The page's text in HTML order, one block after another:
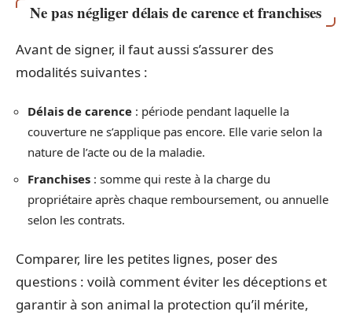
Ne pas négliger délais de carence et franchises
Avant de signer, il faut aussi s’assurer des
modalités suivantes :
Délais de carence : période pendant laquelle la
couverture ne s’applique pas encore. Elle varie selon la
nature de l’acte ou de la maladie.
Franchises : somme qui reste à la charge du
propriétaire après chaque remboursement, ou annuelle
selon les contrats.
Comparer, lire les petites lignes, poser des
questions : voilà comment éviter les déceptions et
garantir à son animal la protection qu’il mérite,